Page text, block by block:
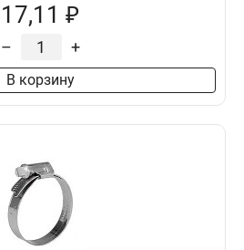
17,11 ₽
– +
В корзину